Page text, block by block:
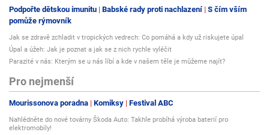
ActiMaris neobsahuje žádné konzervanty, stabilizátory, alkohol, kortikoidy,
parfemaci, ani žádné další přísady, které by mohly dráždit pokožku či
sliznici nebo vyvolávat např. alergické reakce.
ActiMaris můžete používat bez rizika nežádoucích či alergických reakcí.
Je určen pro dospělé i děti, kojence a novorozence od prvního dne
[/learn_more]
Časté otázky a odpovědi
Podpořte dětskou imunitu Babské rady proti nachlazení S čím vším
pomůže rýmovník
Jak se zdravě zchladit v tropických vedrech: Co pomáhá a kdy už riskujete úpal
Úpal a úžeh: Jak je poznat a jak se z nich rychle vyléčit
Parazité v nás: Kterým se u nás líbí a kde v našem těle je můžeme najít?
Pro nejmenší
Mourissonova poradna Komiksy Festival ABC
Nahlédněte do nové továrny Škoda Auto: Takhle probíhá výroba baterií pro
elektromobily!